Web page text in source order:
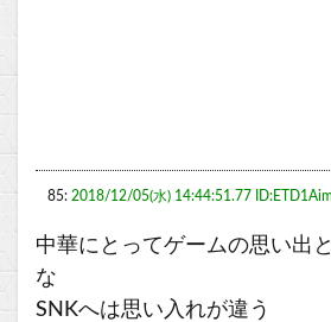
85: 2018/12/05(水) 14:44:51.77
中華にとってゲームの思い出
な
SNKへは思い入れが違う